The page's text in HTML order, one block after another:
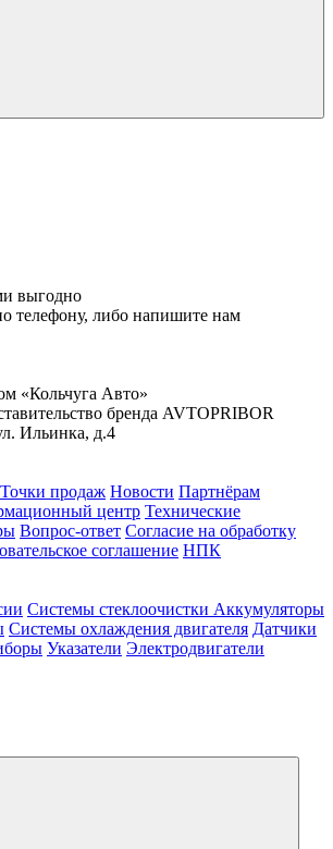
выгодно
телефону, либо напишите нам
«Кольчуга Авто»
бренда AVTOPRIBOR
Ильинка, д.4
Точки продаж Новости Партнёрам
центр Технические
Вопрос-ответ Согласие на обработку
соглашение НПК
Системы стеклоочистки Аккумуляторы
Системы охлаждения двигателя Датчики
Указатели Электродвигатели